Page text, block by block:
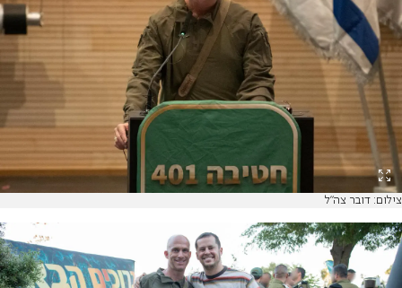
צילום: דובר צה"ל